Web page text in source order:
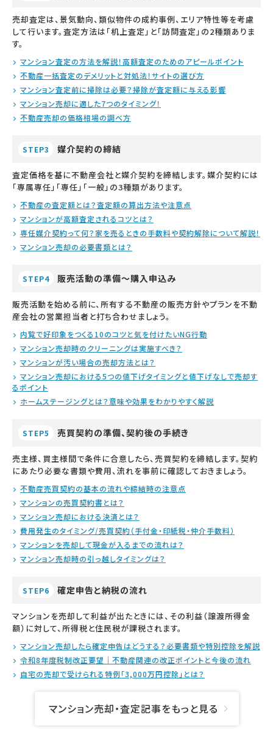
売却査定は、景気動向、類似物件の成約事例、エリア特性等を考慮
して行います。査定方法は「机上査定」と「訪問査定」の2種類ありま
す。
マンション査定の方法を解説！高額査定のためのアピールポイント
不動産一括査定のデメリットと対処法！サイトの選び方
マンション査定前に掃除は必要？掃除が査定額に与える影響
マンション売却に適した7つのタイミング！
不動産売却の価格相場の調べ方
STEP3 媒介契約の締結
査定価格を基に不動産会社と媒介契約を締結します。媒介契約には
「専属専任」「専任」「一般」の3種類があります。
不動産の査定額とは？査定額の算出方法や注意点
マンションが高額査定されるコツとは？
専任媒介契約って何？家を売るときの手数料や契約解除について解説！
マンション売却の必要書類とは？
STEP4 販売活動の準備～購入申込み
販売活動を始める前に、所有する不動産の販売方針やプランを不動
産会社の営業担当者と打ち合わせましょう。
内覧で好印象をつくる10のコツと気を付けたいNG行動
マンション売却時のクリーニングは実施すべき？
マンションが汚い場合の売却方法とは？
マンション売却における5つの値下げタイミングと値下げなしで売却す
るポイント
ホームステージングとは？意味や効果をわかりやすく解説
STEP5 売買契約の準備、契約後の手続き
売主様、買主様間で条件に合意したら、売買契約を締結します。契約
にあたり必要な書類や費用、流れを事前に確認しておきましょう。
不動産売買契約の基本の流れや締結時の注意点
マンションの売買契約書とは？
マンション売却における決済とは？
費用発生のタイミング/売買契約（手付金・印紙税・仲介手数料）
マンションを売却して現金が入るまでの流れは？
マンション売却時の引っ越しタイミングは？
STEP6 確定申告と納税の流れ
マンションを売却して利益が出たときには、その利益（譲渡所得金
額）に対して、所得税と住民税が課税されます。
マンション売却したら確定申告はどうする？必要書類や特別控除を解説
令和8年度税制改正要望｜不動産関連の改正ポイントと今後の流れ
自宅の売却で受けられる特例「3,000万円控除」とは？
マンション売却・査定記事をもっと見る